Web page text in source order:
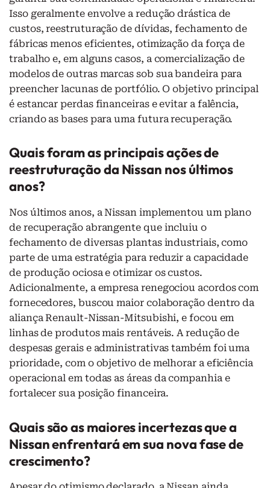
Isso geralmente envolve a redução drástica de
custos, reestruturação de dívidas, fechamento de
fábricas menos eficientes, otimização da força de
trabalho e, em alguns casos, a comercialização de
modelos de outras marcas sob sua bandeira para
preencher lacunas de portfólio. O objetivo principal
é estancar perdas financeiras e evitar a falência,
criando as bases para uma futura recuperação.
Quais foram as principais ações de
reestruturação da Nissan nos últimos
anos?
Nos últimos anos, a Nissan implementou um plano
de recuperação abrangente que incluiu o
fechamento de diversas plantas industriais, como
parte de uma estratégia para reduzir a capacidade
de produção ociosa e otimizar os custos.
Adicionalmente, a empresa renegociou acordos com
fornecedores, buscou maior colaboração dentro da
aliança Renault-Nissan-Mitsubishi, e focou em
linhas de produtos mais rentáveis. A redução de
despesas gerais e administrativas também foi uma
prioridade, com o objetivo de melhorar a eficiência
operacional em todas as áreas da companhia e
fortalecer sua posição financeira.
Quais são as maiores incertezas que a
Nissan enfrentará em sua nova fase de
crescimento?